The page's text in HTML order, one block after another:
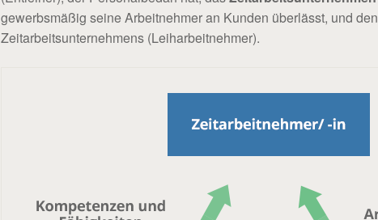
gewerbsmäßig seine Arbeitnehmer an Kunden überlässt, und den
Zeitarbeitsunternehmens (Leiharbeitnehmer).